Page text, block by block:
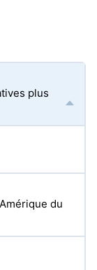
plus
du